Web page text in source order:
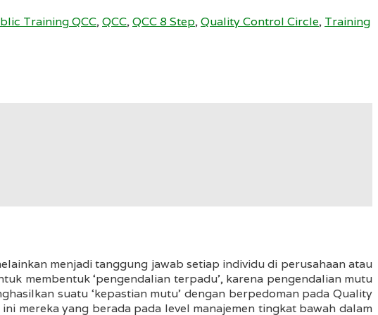
Training QCC,QCC,QCC 8 Step,Quality Control Circle, Training
menjadi tanggung jawab setiap individu di perusahaan atau
membentuk ‘pengendalian terpadu’, karena pengendalian mutu
suatu ‘kepastian mutu’ dengan berpedoman pada Quality
mereka yang berada pada level manajemen tingkat bawah dalam